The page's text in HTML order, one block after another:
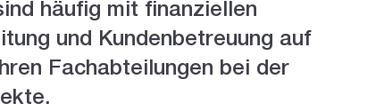
häufig mit finanziellen
und Kundenbetreuung auf
Fachabteilungen bei der